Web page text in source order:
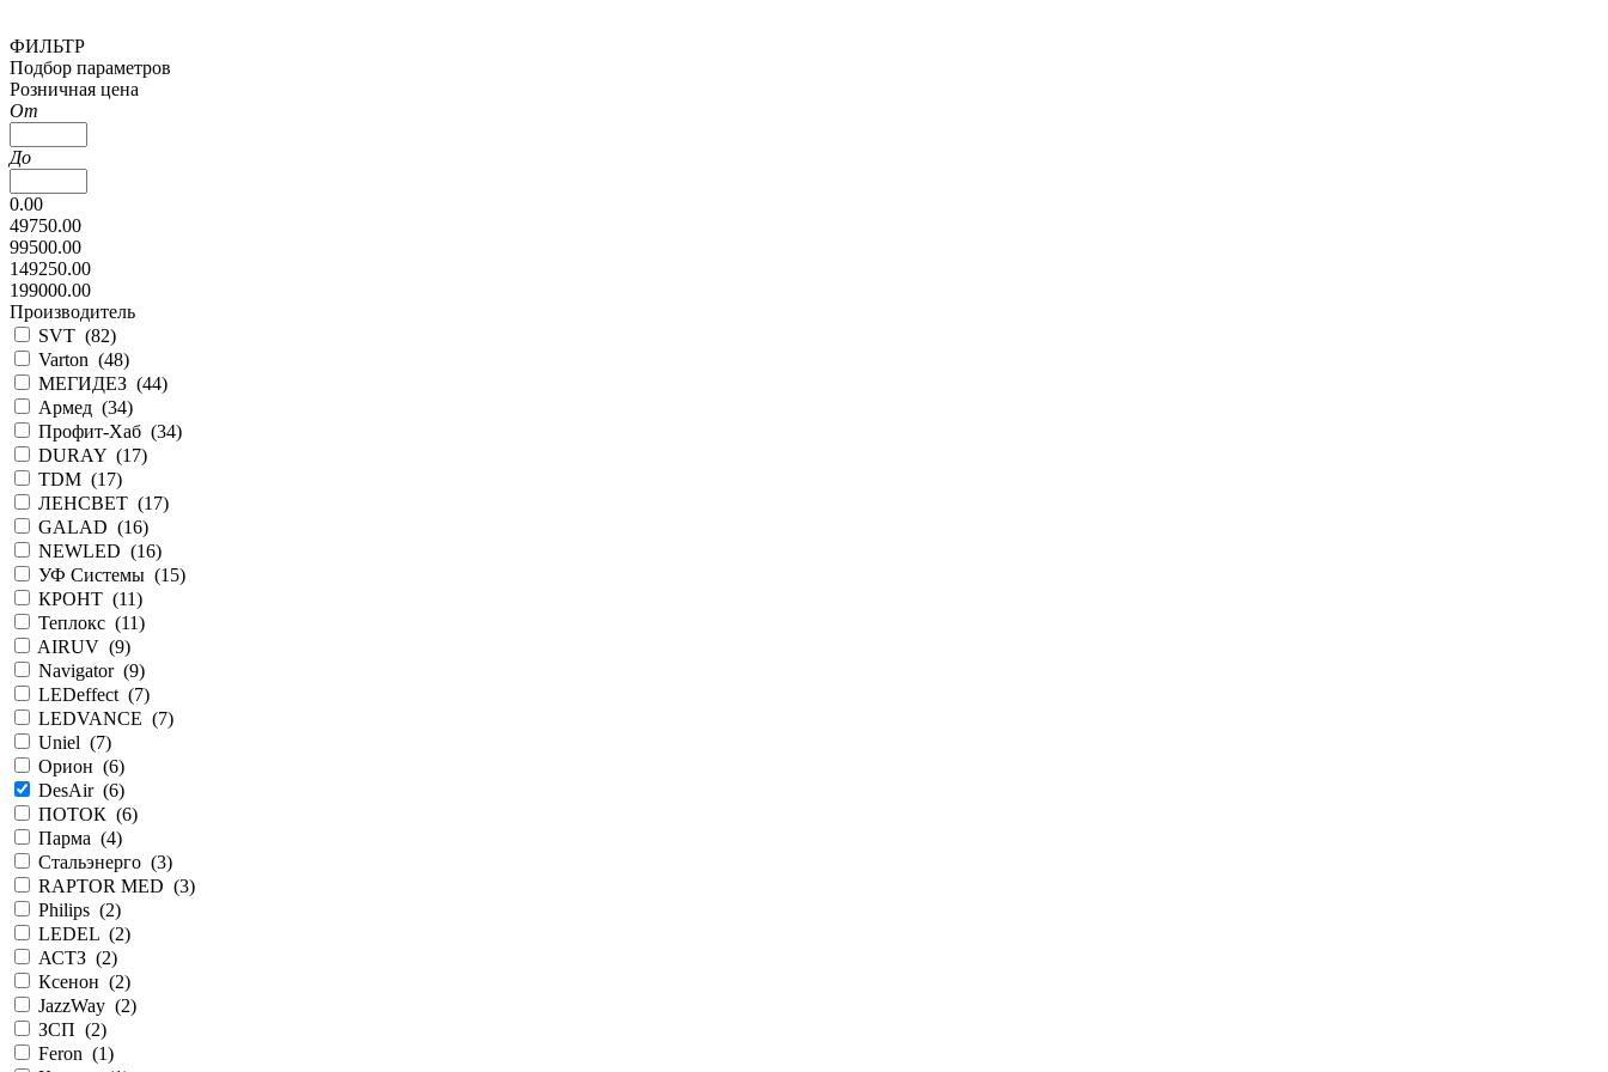
ФИЛЬТР
Подбор параметров
Розничная цена
От
До
0.00
49750.00
99500.00
149250.00
199000.00
Производитель
SVT (82)
Varton (48)
МЕГИДЕЗ (44)
Армед (34)
Профит-Хаб (34)
DURAY (17)
TDM (17)
ЛЕНСВЕТ (17)
GALAD (16)
NEWLED (16)
УФ Системы (15)
КРОНТ (11)
Теплокс (11)
AIRUV (9)
Navigator (9)
LEDeffect (7)
LEDVANCE (7)
Uniel (7)
Орион (6)
DesAir (6)
ПОТОК (6)
Парма (4)
Стальэнерго (3)
RAPTOR MED (3)
Philips (2)
LEDEL (2)
АСТЗ (2)
Ксенон (2)
JazzWay (2)
ЗСП (2)
Feron (1)